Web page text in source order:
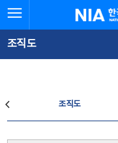
문
로
가
체
뉴
바
가
한국지능정
조직도
조직도